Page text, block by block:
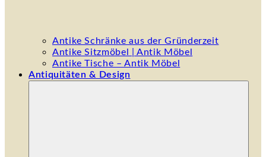
Antike Schränke aus der Gründerzeit
Antike Sitzmöbel | Antik Möbel
Antike Tische – Antik Möbel
Antiquitäten & Design